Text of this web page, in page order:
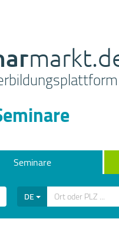
Seminare
DE